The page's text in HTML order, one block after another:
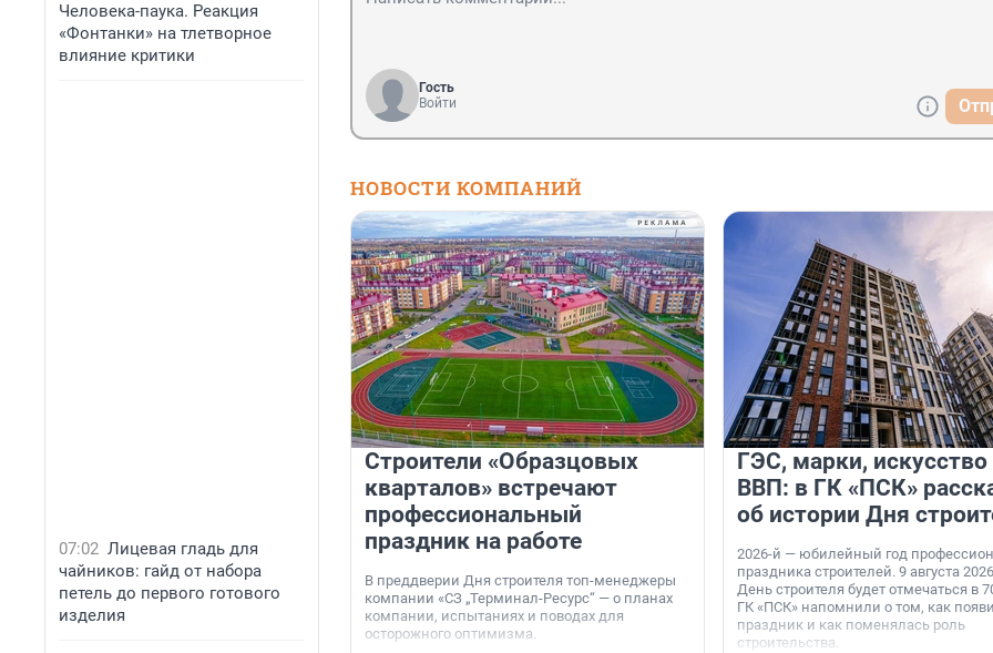
Человека-паука. Реакция
«Фонтанки» на тлетворное
влияние критики
07:02 Лицевая гладь для
чайников: гайд от набора
петель до первого готового
изделия
Гость
Войти
НОВОСТИ КОМПАНИЙ
Строители «Образцовых
кварталов» встречают
профессиональный
праздник на работе
В преддверии Дня строителя топ-менеджеры
компании «СЗ „Терминал-Ресурс“ — о планах
компании, испытаниях и поводах для
осторожного оптимизма.
ГЭС, марки, искусство
ВВП: в ГК «ПСК»
об истории Дня
2026-й — юбилейный год
праздника строителей. 9 августа
День строителя будет отмечаться в
ГК «ПСК» напомнили о том, как
праздник и как поменялась роль
строительства.